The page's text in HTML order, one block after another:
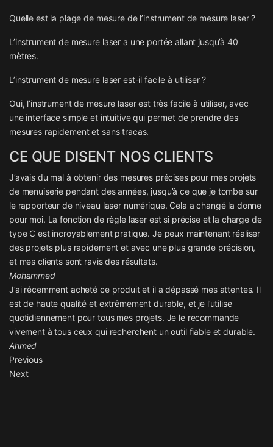
Quelle est la plage de mesure de l’instrument de mesure laser ?
L’instrument de mesure laser a une portée allant jusqu’à 40
mètres.
L’instrument de mesure laser est-il facile à utiliser ?
Oui, l’instrument de mesure laser est très facile à utiliser, avec
une interface simple et intuitive qui permet de prendre des
mesures rapidement et sans tracas.
CE QUE DISENT NOS CLIENTS
J’avais du mal à obtenir des mesures précises pour mes projets
de menuiserie pendant des années, jusqu’à ce que je tombe sur
le rapporteur de niveau laser numérique. Cela a changé la donne
pour moi. La fonction de règle laser est si précise et la charge de
type C est incroyablement pratique. Je peux maintenant réaliser
des projets plus rapidement et avec une plus grande précision,
et mes clients sont ravis des résultats.
Mohammed
J’ai récemment acheté ce produit et il a dépassé mes attentes. Il
est de haute qualité et extrêmement durable, et je l’utilise
quotidiennement pour tous mes projets. Je le recommande
vivement à tous ceux qui recherchent un outil fiable et durable.
Ahmed
Previous
Next